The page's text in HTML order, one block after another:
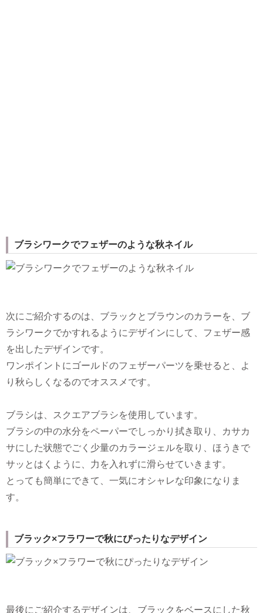
ブラシワークでフェザーのような秋ネイル
次にご紹介するのは、ブラックとブラウンのカラーを、ブ
ラシワークでかすれるようにデザインにして、フェザー感
を出したデザインです。
ワンポイントにゴールドのフェザーパーツを乗せると、よ
り秋らしくなるのでオススメです。
ブラシは、スクエアブラシを使用しています。
ブラシの中の水分をペーパーでしっかり拭き取り、カサカ
サにした状態でごく少量のカラージェルを取り、ほうきで
サッとはくように、力を入れずに滑らせていきます。
とっても簡単にできて、一気にオシャレな印象になりま
す。
ブラック×フラワーで秋にぴったりなデザイン
最後にご紹介するデザインは、ブラックをベースにした秋